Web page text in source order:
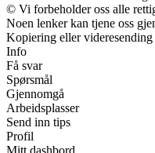
© Vi forbeholder oss alle
Noen lenker kan tjene oss
Kopiering eller
Info
Få svar
Spørsmål
Gjennomgå
Arbeidsplasser
Send inn tips
Profil